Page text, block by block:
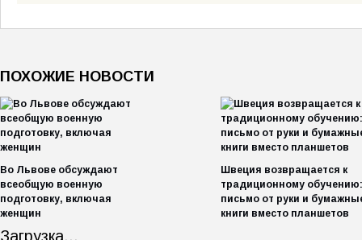
ПОХОЖИЕ НОВОСТИ
Во Львове обсуждают
всеобщую военную
подготовку, включая
женщин
Швеция возвращается к
традиционному обучению:
письмо от руки и
книги вместо планшетов
Загрузка...